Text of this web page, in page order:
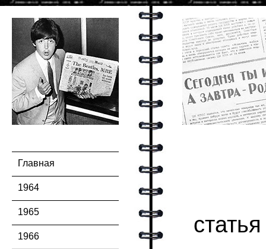
Главная
1964
1965
1966